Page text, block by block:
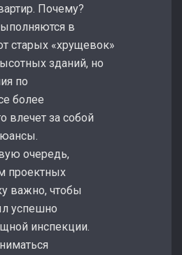
Почему?
в
старых «хрущевок»
зданий, но
по
более
влечет за собой
очередь,
проектных
важно, чтобы
успешно
инспекции.